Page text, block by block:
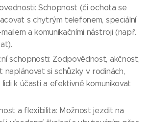
Schopnost (či ochota se
s chytrým telefonem, speciální
a komunikačními nástroji (např.
schopnosti: Zodpovědnost, akčnost,
naplánovat si schůzky v rodinách,
k účasti a efektivně komunikovat
a flexibilita: Možnost jezdit na